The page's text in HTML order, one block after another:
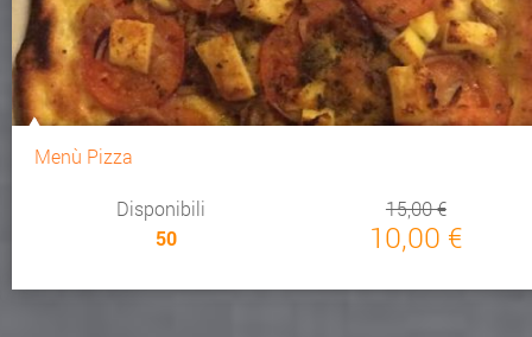
Menù Pizza
Disponibili
50
15,00 €
10,00 €